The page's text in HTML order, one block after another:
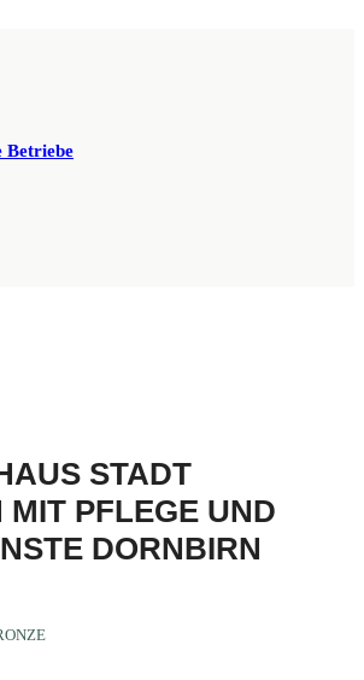
Betriebe
STADT
MIT PFLEGE UND
DORNBIRN